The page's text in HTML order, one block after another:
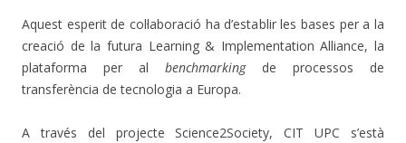
Aquest esperit de col·laboració ha d’establir les bases per a la
creació de la futura Learning & Implementation Alliance, la
plataforma per al benchmarkingde processos de
transferència de tecnologia a Europa.
A través del projecte Science2Society, CIT UPC s’està